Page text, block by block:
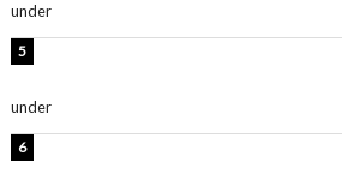
under
under